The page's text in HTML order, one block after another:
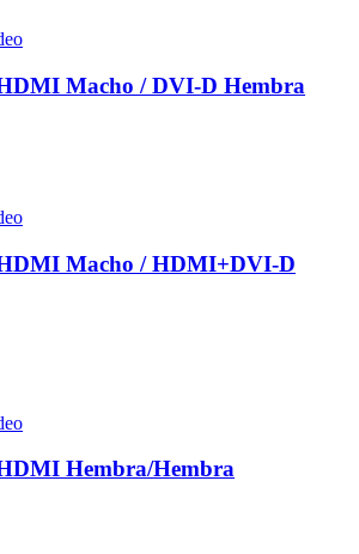
Macho / DVI-D Hembra
Macho / HDMI+DVI-D
Hembra/Hembra